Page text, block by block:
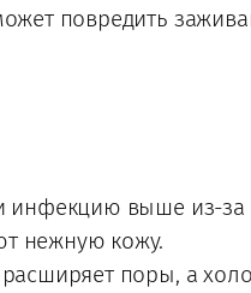
повредить
инфекцию выше из-за
нежную кожу.
поры, а